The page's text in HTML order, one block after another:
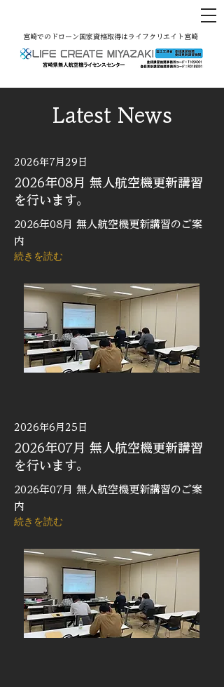
宮崎でのドローン国家資格取得はライフクリエイト宮崎
Latest News
2026年7月29日
2026年08月 無人航空機更新講習
を行います。
2026年08月 無人航空機更新講習のご案
内
続きを読む
2026年6月25日
2026年07月 無人航空機更新講習
を行います。
2026年07月 無人航空機更新講習のご案
内
続きを読む